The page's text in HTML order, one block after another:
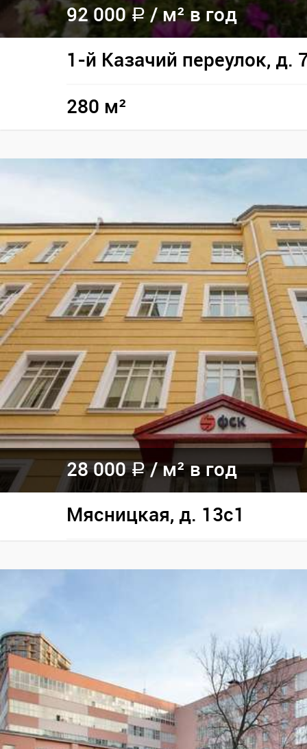
92 000a /м² в год
1-й Казачий переулок, д.
280 м²
28 000a /м² в год
Мясницкая, д. 13с1